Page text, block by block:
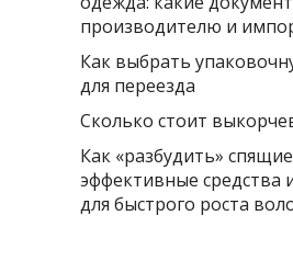
производителю и
Как выбрать
для переезда
Сколько стоит
Как «разбудить»
эффективные средства
для быстрого роста